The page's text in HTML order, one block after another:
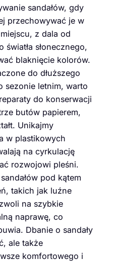
sandałów, gdy
przechowywać je w
z dala od
słonecznego,
blaknięcie kolorów.
do dłuższego
sezonie letnim, warto
do konserwacji
butów papierem,
Unikajmy
w plastikowych
na cyrkulację
rozwojowi pleśni.
pod kątem
takich jak luźne
na szybkie
naprawę, co
Dbanie o sandały
ale także
komfortowego i